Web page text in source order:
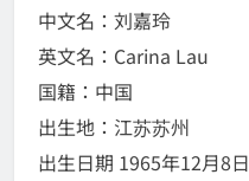
中文名：刘嘉玲
英文名：Carina Lau
国籍：中国
出生地：江苏苏州
出生日期 1965年12月8日